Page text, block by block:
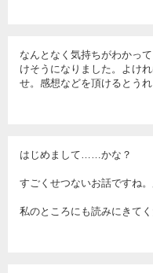
なんとなく気持ちがわかっ
けそうになりました。よけ
せ。感想などを頂けるとう
はじめまして……かな？
すごくせつないお話ですね。
私のところにも読みにきて